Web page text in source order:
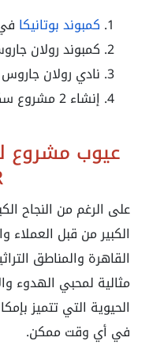
كمبوند بوتانيكا
كمبوند رولان
نادي رولان جاروس
إنشاء 2 مشروع سكني بالعلمين الجديدة.
عيوب مشروع
على الرغم من النجاح
الكبير من قبل
القاهرة والمناطق
مثالية لمحبي الهدوء
الحيوية التي تتميز
في أي وقت ممكن.